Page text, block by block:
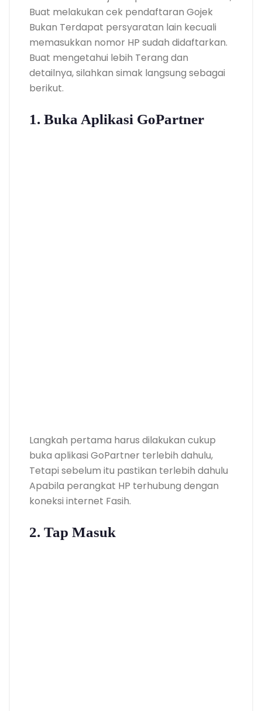
Buat melakukan cek pendaftaran Gojek
Bukan Terdapat persyaratan lain kecuali
memasukkan nomor HP sudah didaftarkan.
Buat mengetahui lebih Terang dan
detailnya, silahkan simak langsung sebagai
berikut.
1. Buka Aplikasi GoPartner
Langkah pertama harus dilakukan cukup
buka aplikasi GoPartner terlebih dahulu,
Tetapi sebelum itu pastikan terlebih dahulu
Apabila perangkat HP terhubung dengan
koneksi internet Fasih.
2. Tap Masuk